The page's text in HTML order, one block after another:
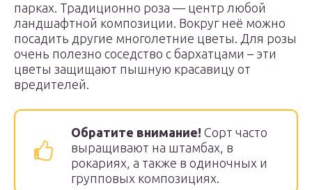
парках. Традиционно роза — центр любой
ландшафтной композиции. Вокруг неё можно
посадить другие многолетние цветы. Для розы
очень полезно соседство с бархатцами – эти
цветы защищают пышную красавицу от
вредителей.
Обратите внимание! Сорт часто
выращивают на штамбах, в
рокариях, а также в одиночных и
групповых композициях.